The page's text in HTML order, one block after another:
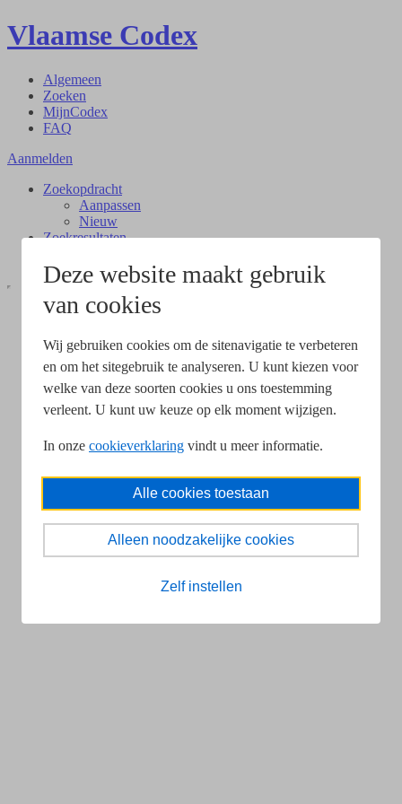
Deze website maakt gebruik
van cookies
Wij gebruiken cookies om de sitenavigatie te verbeteren
en om het sitegebruik te analyseren. U kunt kiezen voor
welke van deze soorten cookies u ons toestemming
verleent. U kunt uw keuze op elk moment wijzigen.
In onze cookieverklaring vindt u meer informatie.
Alle cookies toestaan
Alleen noodzakelijke cookies
Zelf instellen
Vlaamse Codex
Algemeen
Zoeken
MijnCodex
FAQ
Aanmelden
Zoekopdracht
Aanpassen
Nieuw
Zoekresultaten